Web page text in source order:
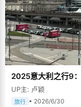
2025意大利之行9
UP主: 卢颖
旅行 • 2026/6/30